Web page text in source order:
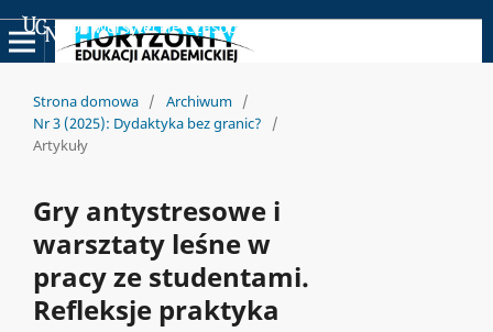
Uniwersyteckie Czasopisma Naukowe
Strona domowa / Archiwum /
Nr 3 (2025): Dydaktyka bez granic?
/
Artykuły
Gry antystresowe i
warsztaty leśne w
pracy ze studentami.
Refleksje praktyka